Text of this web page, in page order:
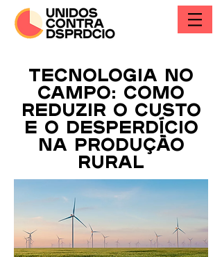
Tecnologia no
campo: como
reduzir o custo
e o desperdício
na produção
rural